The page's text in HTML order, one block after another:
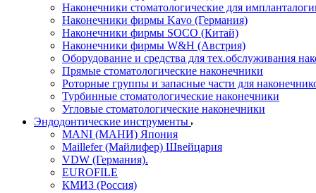
Наконечники стоматологические для
Наконечники фирмы Kavo (Германия)
Наконечники фирмы SOCO (Китай)
Наконечники фирмы W&H (Австрия)
Оборудование и средства для тех.обслуживания
Прямые стоматологические наконечники
Роторные группы и запасные части для
Турбинные стоматологические наконечники
Угловые стоматологические наконечники
Эндодонтические инструменты
MANI (МАНИ) Япония
Maillefer (Майлифер) Швейцария
VDW (Германия).
EUROFILE
КМИЗ (Россия)